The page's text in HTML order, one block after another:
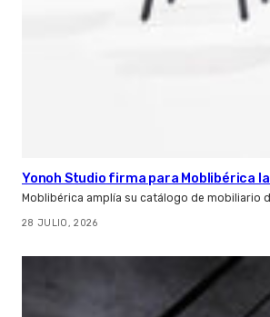
Yonoh Studio firma para Moblibérica
Moblibérica amplía su catálogo de mobiliario
28 JULIO, 2026